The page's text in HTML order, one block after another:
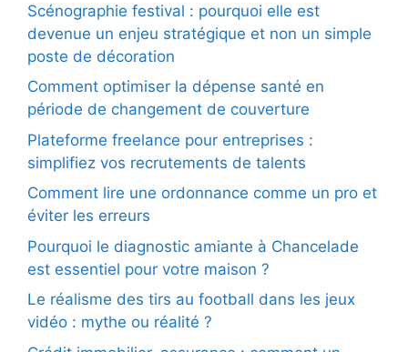
Scénographie festival : pourquoi elle est
devenue un enjeu stratégique et non un simple
poste de décoration
Comment optimiser la dépense santé en
période de changement de couverture
Plateforme freelance pour entreprises :
simplifiez vos recrutements de talents
Comment lire une ordonnance comme un pro et
éviter les erreurs
Pourquoi le diagnostic amiante à Chancelade
est essentiel pour votre maison ?
Le réalisme des tirs au football dans les jeux
vidéo : mythe ou réalité ?